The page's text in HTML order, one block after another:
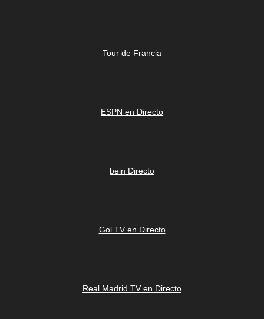
Tour de Francia
ESPN en Directo
bein Directo
Gol TV en Directo
Real Madrid TV en Directo